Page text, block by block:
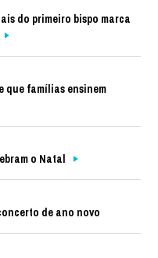
do primeiro bispo marca
que famílias ensinem
o Natal
de ano novo